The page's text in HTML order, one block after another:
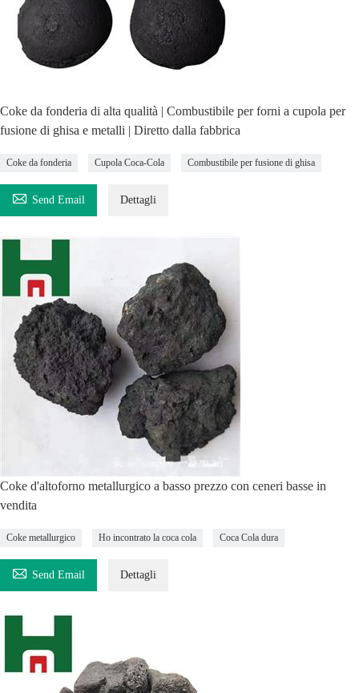
Coke da fonderia di alta qualità | Combustibile per forni a cupola per
fusione di ghisa e metalli | Diretto dalla fabbrica
Coke da fonderia Cupola Coca-Cola Combustibile per fusione di ghisa
 Send Email Dettagli
Coke d'altoforno metallurgico a basso prezzo con ceneri basse in
vendita
Coke metallurgico Ho incontrato la coca cola Coca Cola dura
 Send Email Dettagli